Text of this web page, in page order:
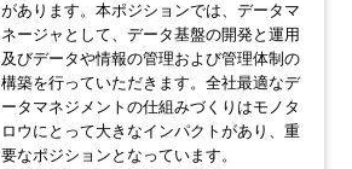
があります。本ポジションでは、データマ
ネージャとして、データ基盤の開発と運用
及びデータや情報の管理および管理体制の
構築を行っていただきます。全社最適なデ
ータマネジメントの仕組みづくりはモノタ
ロウにとって大きなインパクトがあり、重
要なポジションとなっています。